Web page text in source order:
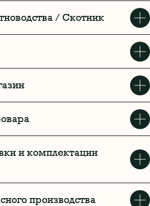
/ Скотник
и комплектации
производства